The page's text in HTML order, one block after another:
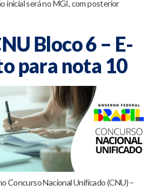
inicial será no MGI, com posterior
Bloco 6 – E-
para nota 10
Concurso Nacional Unificado (CNU) –